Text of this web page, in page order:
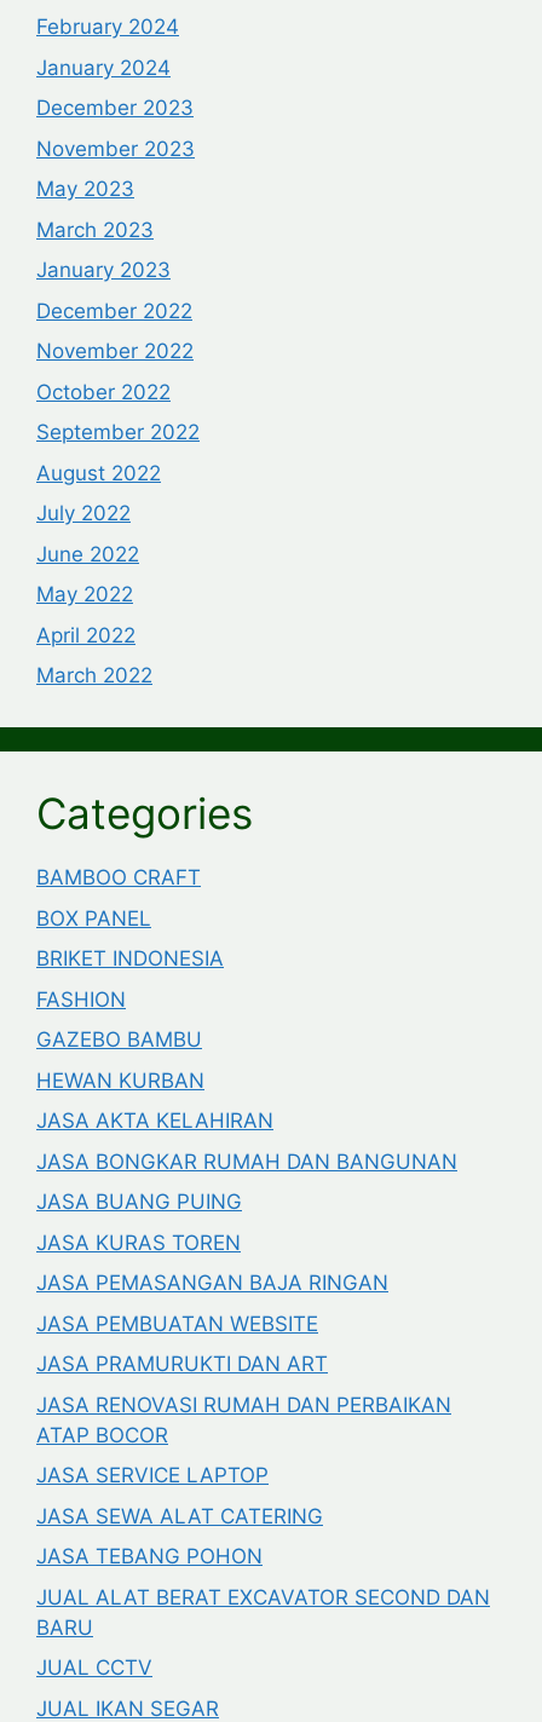
February 2024
January 2024
December 2023
November 2023
May 2023
March 2023
January 2023
December 2022
November 2022
October 2022
September 2022
August 2022
July 2022
June 2022
May 2022
April 2022
March 2022
Categories
BAMBOO CRAFT
BOX PANEL
BRIKET INDONESIA
FASHION
GAZEBO BAMBU
HEWAN KURBAN
JASA AKTA KELAHIRAN
JASA BONGKAR RUMAH DAN BANGUNAN
JASA BUANG PUING
JASA KURAS TOREN
JASA PEMASANGAN BAJA RINGAN
JASA PEMBUATAN WEBSITE
JASA PRAMURUKTI DAN ART
JASA RENOVASI RUMAH DAN PERBAIKAN
ATAP BOCOR
JASA SERVICE LAPTOP
JASA SEWA ALAT CATERING
JASA TEBANG POHON
JUAL ALAT BERAT EXCAVATOR SECOND DAN
BARU
JUAL CCTV
JUAL IKAN SEGAR